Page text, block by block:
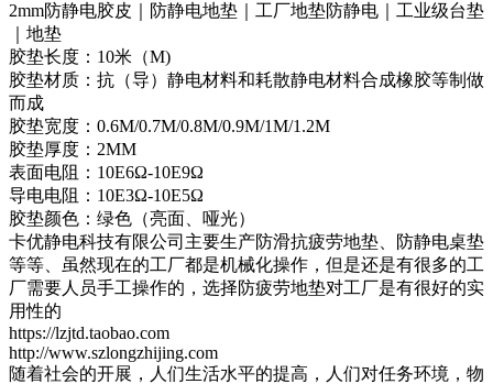
2mm防静电胶皮｜防静电地垫｜工厂地垫防静电｜工业级台垫
｜地垫
胶垫长度：10米（M)
胶垫材质：抗（导）静电材料和耗散静电材料合成橡胶等制做
而成
胶垫宽度：0.6M/0.7M/0.8M/0.9M/1M/1.2M
胶垫厚度：2MM
表面电阻：10E6Ω-10E9Ω
导电电阻：10E3Ω-10E5Ω
胶垫颜色：绿色（亮面、哑光）
卡优静电科技有限公司主要生产防滑抗疲劳地垫、防静电桌垫
等等、虽然现在的工厂都是机械化操作，但是还是有很多的工
厂需要人员手工操作的，选择防疲劳地垫对工厂是有很好的实
用性的
https://lzjtd.taobao.com
http://www.szlongzhijing.com
随着社会的开展，人们生活水平的提高，人们对任务环境，物